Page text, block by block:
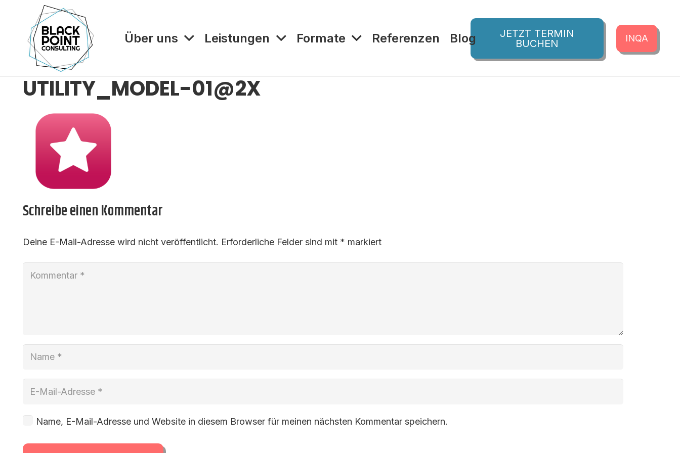
Über uns Leistungen Formate Referenzen Blog
JETZT TERMIN
BUCHEN
INQA
UTILITY_MODEL-01@2X
Schreibe einen Kommentar
Deine E-Mail-Adresse wird nicht veröffentlicht. Erforderliche Felder sind mit * markiert
Name, E-Mail-Adresse und Website in diesem Browser für meinen nächsten Kommentar speichern.